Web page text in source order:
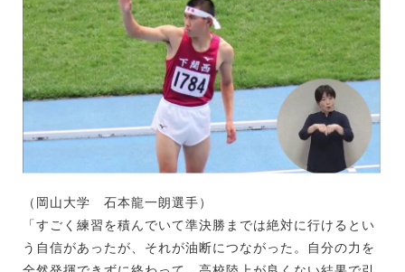
（岡山大学 石本龍一朗選手）
「すごく練習を積んでいて準決勝までは絶対に行けるとい
う自信があったが、それが油断につながった。自分の力を